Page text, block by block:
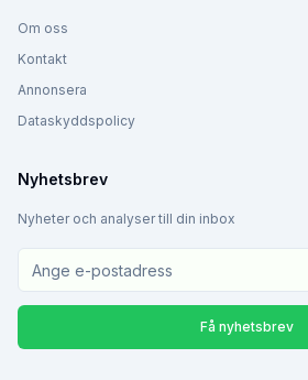
Om oss
Kontakt
Annonsera
Dataskyddspolicy
Nyhetsbrev
Nyheter och analyser till din inbox
Få nyhetsbrev